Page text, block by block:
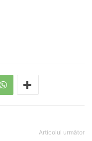
Articolul următor